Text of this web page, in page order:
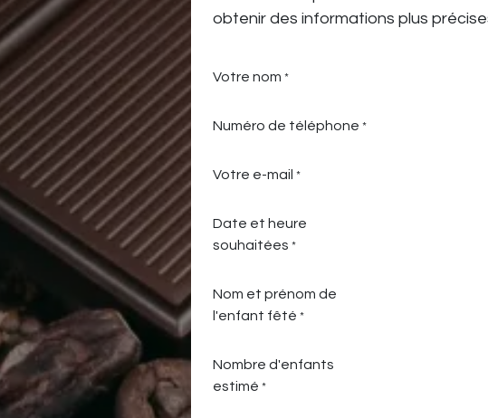
obtenir des informations plus
Votre nom *
Numéro de téléphone *
Votre e-mail *
Date et heure
souhaitées *
Nom et prénom de
l'enfant fêté *
Nombre d'enfants
estimé *